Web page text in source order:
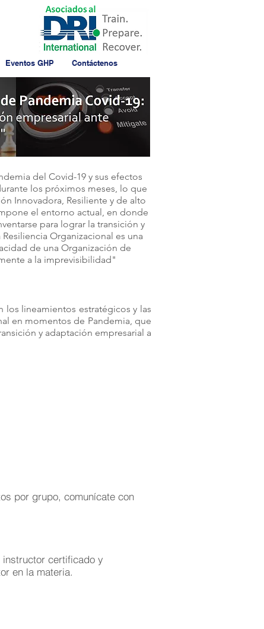
Eventos GHP Contáctenos
del Covid-19 y sus efectos
los próximos meses, lo que
Innovadora, Resiliente y de alto
el entorno actual, en donde
para lograr la transición y
Resiliencia Organizacional es una
de una Organización de
a la imprevisibilidad"
los lineamientos estratégicos y las
en momentos de Pandemia, que
y adaptación empresarial a
por grupo, comunícate con
instructor certificado y
en la materia.